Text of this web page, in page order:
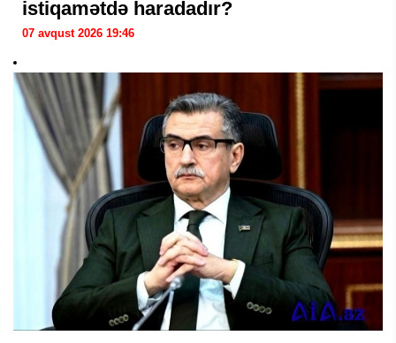
istiqamətdə haradadır?
07 avqust 2026 19:46